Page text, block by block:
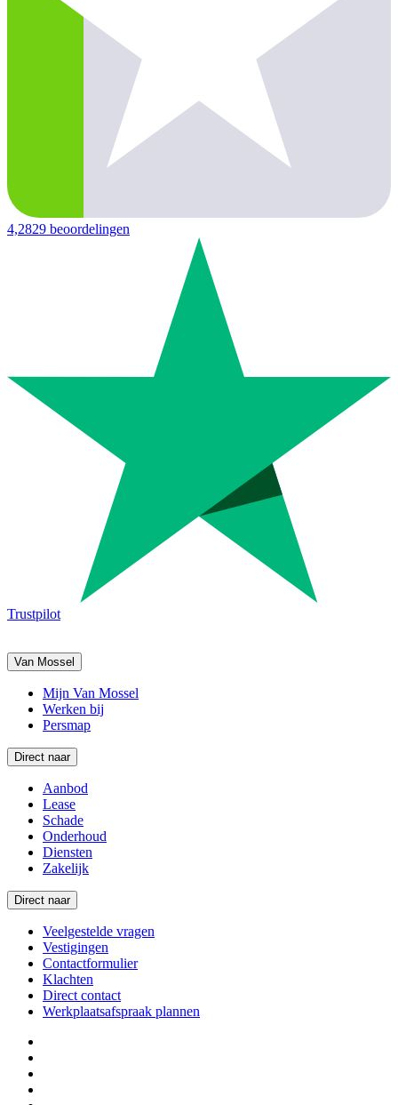
4,2829 beoordelingen
Trustpilot
Van Mossel
Mijn Van Mossel
Werken bij
Persmap
Direct naar
Aanbod
Lease
Schade
Onderhoud
Diensten
Zakelijk
Direct naar
Veelgestelde vragen
Vestigingen
Contactformulier
Klachten
Direct contact
Werkplaatsafspraak plannen